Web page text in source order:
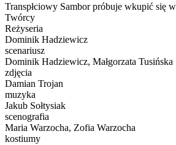
Transpłciowy Sambor próbuje wkupić się
Twórcy
Reżyseria
Dominik Hadziewicz
scenariusz
Dominik Hadziewicz, Małgorzata Tusińska
zdjęcia
Damian Trojan
muzyka
Jakub Sołtysiak
scenografia
Maria Warzocha, Zofia Warzocha
kostiumy